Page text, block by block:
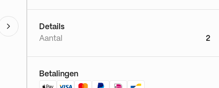
Details
Aantal
2
Betalingen